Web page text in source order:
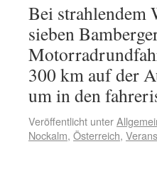
Bei strahlendem
sieben
300 km auf der
um in den
Veröffentlicht unter
Nockalm, Österreich,